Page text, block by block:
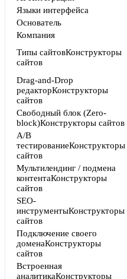
Языки интерфейса
Основатель
Компания
Типы сайтовКонструкторы
сайтов
Drag-and-Drop
редакторКонструкторы
сайтов
Свободный блок (Zero-
block)Конструкторы сайтов
A/B
тестированиеКонструкторы
сайтов
Мультилендинг / подмена
контентаКонструкторы
сайтов
SEO-
инструментыКонструкторы
сайтов
Подключение своего
доменаКонструкторы
сайтов
Встроенная
аналитикаКонструкторы